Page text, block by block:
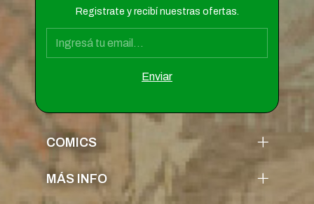
Registrate y recibí nuestras ofertas.
COMICS
MÁS INFO